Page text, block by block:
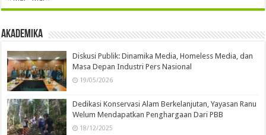
Akademika
Diskusi Publik: Dinamika Media, Homeless Media, dan
Masa Depan Industri Pers Nasional
19/05/2026
Dedikasi Konservasi Alam Berkelanjutan, Yayasan Ranu
Welum Mendapatkan Penghargaan Dari PBB
18/12/2025